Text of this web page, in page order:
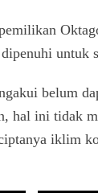
untuk
belum
hal ini tidak
iklim